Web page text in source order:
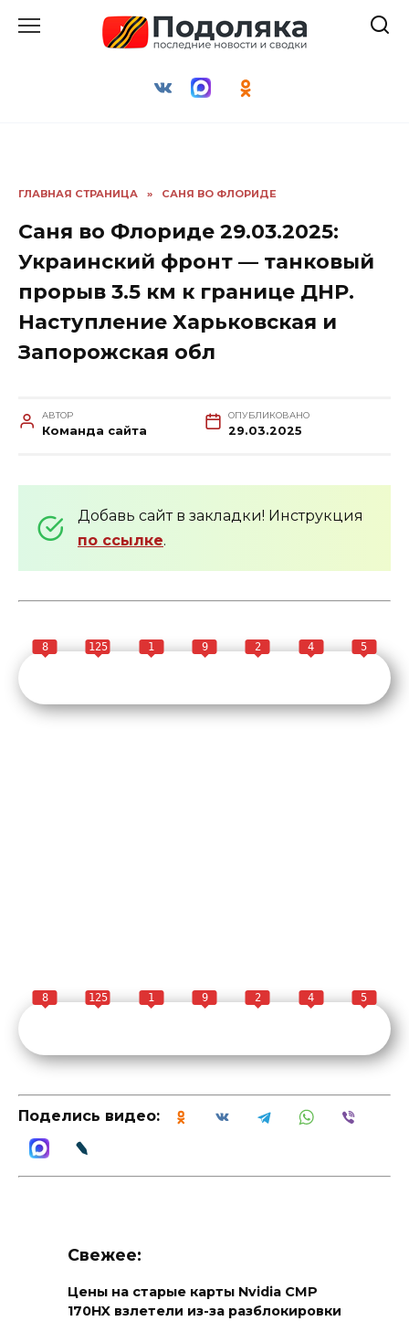
ГЛАВНАЯ СТРАНИЦА » САНЯ ВО ФЛОРИДЕ
Саня во Флориде 29.03.2025:
Украинский фронт — танковый
прорыв 3.5 км к границе ДНР.
Наступление Харьковская и
Запорожская обл
АВТОР
Команда сайта
ОПУБЛИКОВАНО
29.03.2025
Добавь сайт в закладки! Инструкция
по ссылке.
8 125 1 9 2 4 5
8 125 1 9 2 4 5
Поделись видео:
Свежее:
Цены на старые карты Nvidia CMP
170HX взлетели из-за разблокировки